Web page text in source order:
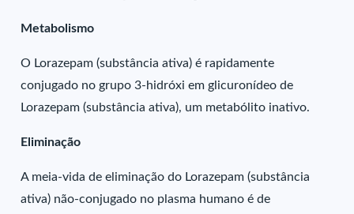
Metabolismo
O Lorazepam (substância ativa) é rapidamente
conjugado no grupo 3-hidróxi em glicuronídeo de
Lorazepam (substância ativa), um metabólito inativo.
Eliminação
A meia-vida de eliminação do Lorazepam (substância
ativa) não-conjugado no plasma humano é de